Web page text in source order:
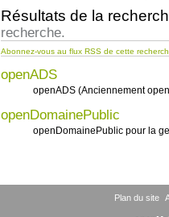
Résultats de la
recherche.
Abonnez-vous au flux RSS de cette
openADS
openADS (Anciennement
openDomainePublic
openDomainePublic pour la
Plan du site